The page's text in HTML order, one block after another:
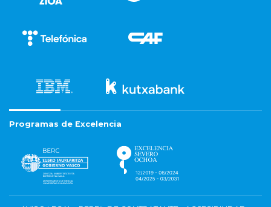
Programas de Excelencia